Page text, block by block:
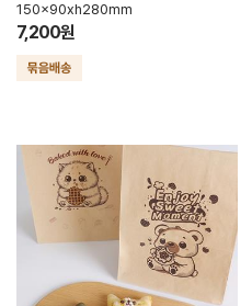
150x90xh280mm
7,200원